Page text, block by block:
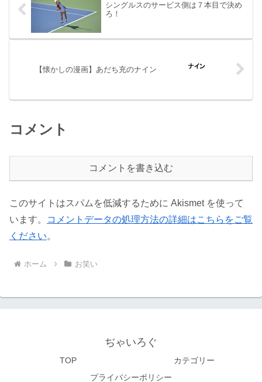
シングルスのサービス側は７本目で決め
ろ！
【懐かしの漫画】あだち充のナイン
コメント
コメントを書き込む
このサイトはスパムを低減するために Akismet を使って
います。
コメントデータの処理方法の詳細はこちらをご覧
ください。
ホーム お笑い
ぢゃいろぐ
TOP
カテゴリー
プライバシーポリシー